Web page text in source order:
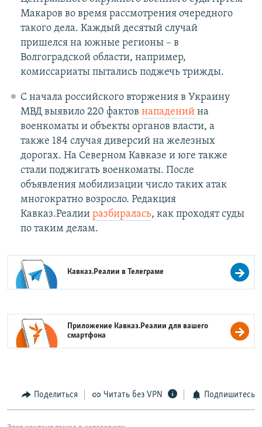
Макаров во время рассмотрения очередного
такого дела. Каждый десятый случай
пришелся на южные регионы – в
Волгоградской области, например,
комиссариаты пытались поджечь трижды.
С начала российского вторжения в Украину
МВД выявило 220 фактов нападений на
военкоматы и объекты органов власти, а
также 184 случая диверсий на железных
дорогах. На Северном Кавказе и юге также
стали поджигать военкоматы. После
объявления мобилизации число таких атак
многократно возросло. Редакция
Кавказ.Реалии разбиралась, как проходят суды
по таким делам.
Кавказ.Реалии вТелеграме
Приложение Кавказ.Реалии для вашего
смартфона
Поделиться Читать без VPN Подпишитесь